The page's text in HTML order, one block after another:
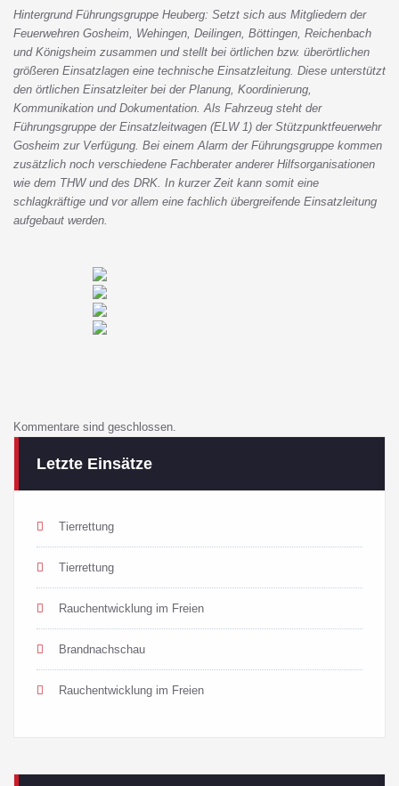
Hintergrund Führungsgruppe Heuberg: Setzt sich aus Mitgliedern der
Feuerwehren Gosheim, Wehingen, Deilingen, Böttingen, Reichenbach
und Königsheim zusammen und stellt bei örtlichen bzw. überörtlichen
größeren Einsatzlagen eine technische Einsatzleitung. Diese unterstützt
den örtlichen Einsatzleiter bei der Planung, Koordinierung,
Kommunikation und Dokumentation. Als Fahrzeug steht der
Führungsgruppe der Einsatzleitwagen (ELW 1) der Stützpunktfeuerwehr
Gosheim zur Verfügung. Bei einem Alarm der Führungsgruppe kommen
zusätzlich noch verschiedene Fachberater anderer Hilfsorganisationen
wie dem THW und des DRK. In kurzer Zeit kann somit eine
schlagkräftige und vor allem eine fachlich übergreifende Einsatzleitung
aufgebaut werden.
Kommentare sind geschlossen.
Letzte Einsätze
Tierrettung
Tierrettung
Rauchentwicklung im Freien
Brandnachschau
Rauchentwicklung im Freien